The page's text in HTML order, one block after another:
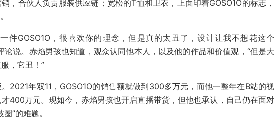
，合伙人负责服装供应链；宽松的T恤和卫衣，上面印着GOSO1O的标志，
件GOSO1O，很喜欢你的理念，但是真的太丑了，设计让我不想花这个
论说。赤焰男孩也知道，观众认同他本人，以及他的作品和价值观，“但是大
，它丑！”
2021年双11，GOSO1O的销售额就做到300多万元，而他一整年在B站的视
400万元。现如今，赤焰男孩也开启直播带货，但他也承认，自己仍在面对
”的难题。